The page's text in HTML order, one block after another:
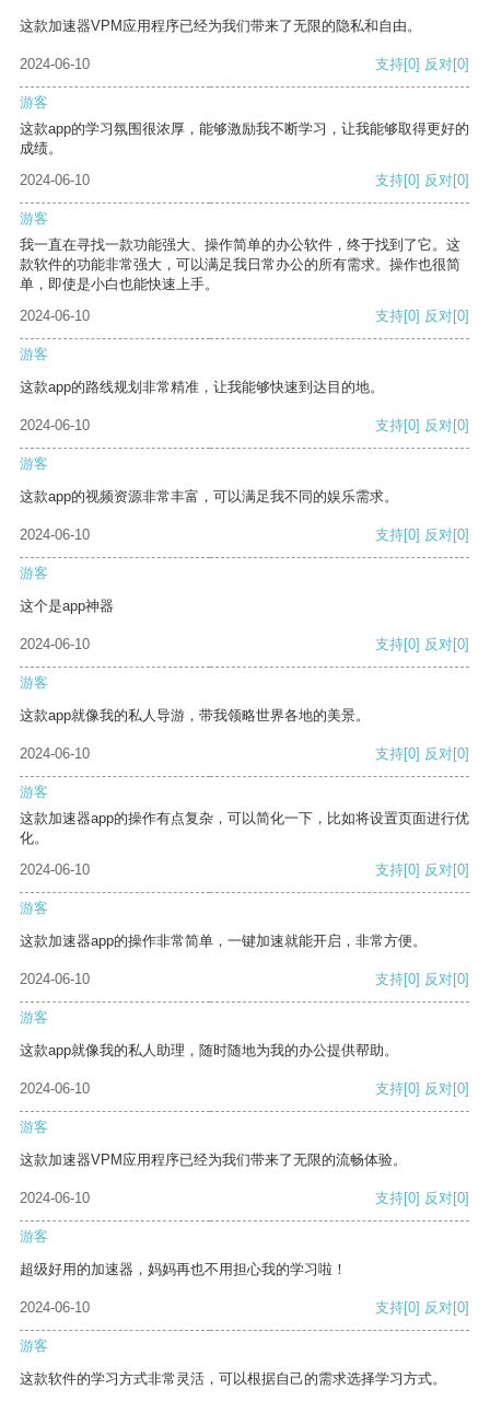
这款加速器VPM应用程序已经为我们带来了无限的隐私和自由。
2024-06-10 支持[0] 反对[0]
游客
这款app的学习氛围很浓厚，能够激励我不断学习，让我能够取得更好的
成绩。
2024-06-10
支持[0] 反对[0]
游客
我一直在寻找一款功能强大、操作简单的办公软件，终于找到了它。这
款软件的功能非常强大，可以满足我日常办公的所有需求。操作也很简
单，即使是小白也能快速上手。
2024-06-10
支持[0] 反对[0]
游客
这款app的路线规划非常精准，让我能够快速到达目的地。
2024-06-10 支持[0] 反对[0]
游客
这款app的视频资源非常丰富，可以满足我不同的娱乐需求。
2024-06-10 支持[0] 反对[0]
游客
这个是app神器
2024-06-10 支持[0] 反对[0]
游客
这款app就像我的私人导游，带我领略世界各地的美景。
2024-06-10 支持[0] 反对[0]
游客
这款加速器app的操作有点复杂，可以简化一下，比如将设置页面进行优
化。
2024-06-10
支持[0] 反对[0]
游客
这款加速器app的操作非常简单，一键加速就能开启，非常方便。
2024-06-10 支持[0] 反对[0]
游客
这款app就像我的私人助理，随时随地为我的办公提供帮助。
2024-06-10 支持[0] 反对[0]
游客
这款加速器VPM应用程序已经为我们带来了无限的流畅体验。
2024-06-10 支持[0] 反对[0]
游客
超级好用的加速器，妈妈再也不用担心我的学习啦！
2024-06-10 支持[0] 反对[0]
游客
这款软件的学习方式非常灵活，可以根据自己的需求选择学习方式。